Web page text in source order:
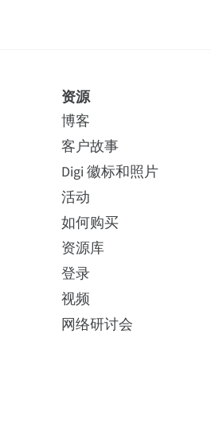
资源
博客
客户故事
Digi 徽标和照片
活动
如何购买
资源库
登录
视频
网络研讨会